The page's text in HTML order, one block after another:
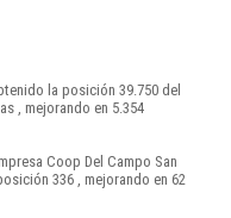
la posición 39.750 del
, mejorando en 5.354
Coop Del Campo San
336 , mejorando en 62